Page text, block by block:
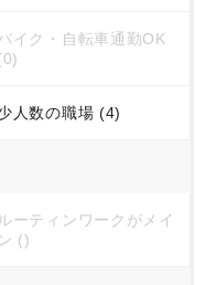
イク・自転車通勤OK
人数の職場 (4)
ルーティンワークがメイ
ン ()